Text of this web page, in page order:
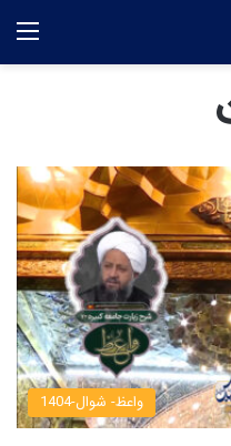
واعظ- شوال-1404